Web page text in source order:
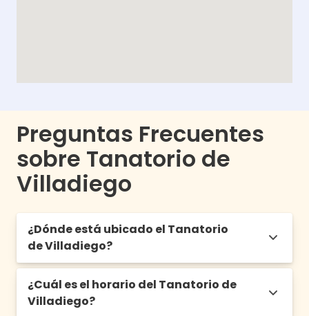
Preguntas Frecuentes
sobre Tanatorio de
Villadiego
¿Dónde está ubicado el Tanatorio
de Villadiego?
Arrabal Plan Parcial Pp-1, 4-12, 09120
Villadiego, Burgos
¿Cuál es el horario del Tanatorio de
Villadiego?